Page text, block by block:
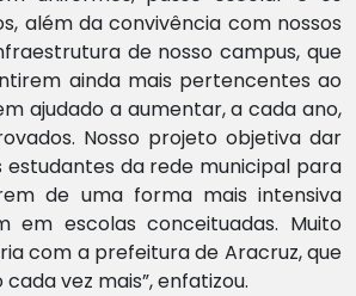
além da convivência com nossos
de nosso campus, que
ainda mais pertencentes ao
ajudado a aumentar, a cada ano,
Nosso projeto objetiva dar
estudantes da rede municipal para
de uma forma mais intensiva
em escolas conceituadas. Muito
com a prefeitura de Aracruz, que
vez mais”, enfatizou.